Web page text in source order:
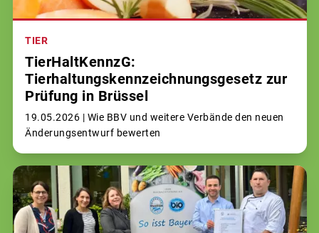
TIER
TierHaltKennzG:
Tierhaltungskennzeichnungsgesetz zur
Prüfung in Brüssel
19.05.2026 | Wie BBV und weitere Verbände den neuen
Änderungsentwurf bewerten